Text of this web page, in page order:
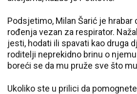
Podsjetimo, Milan Šarić je hrabar
rođenja vezan za respirator.
jesti, hodati ili spavati kao druga
roditelji neprekidno brinu o
boreći se da mu pruže sve što
Ukoliko ste u prilici da